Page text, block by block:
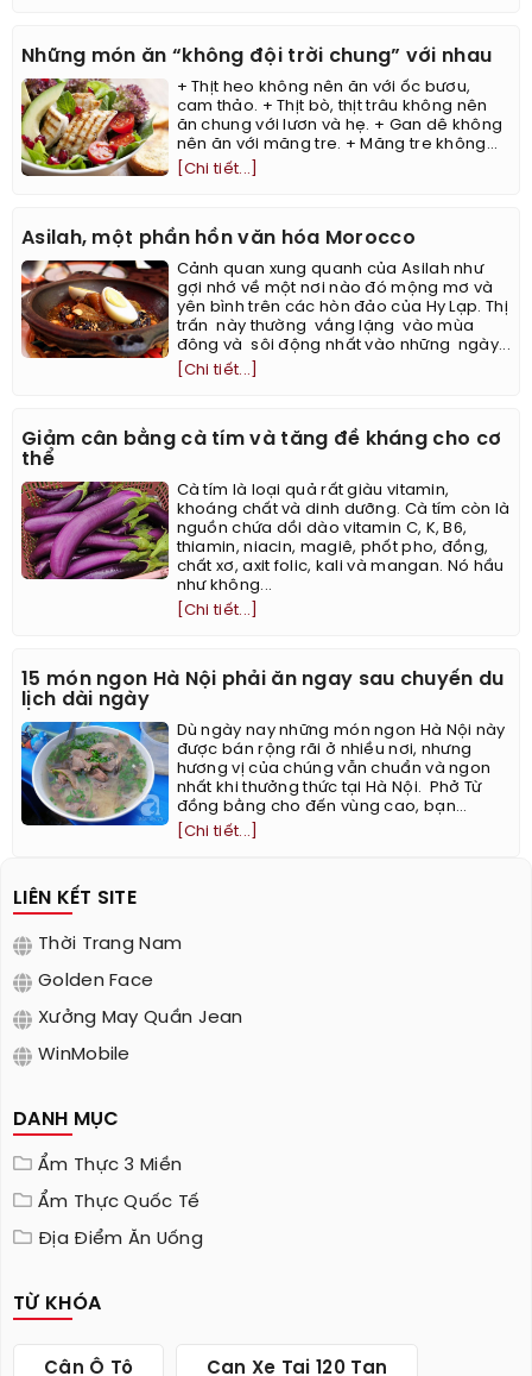
Những món ăn “không đội trời chung” với nhau
+ Thịt heo không nên ăn với ốc bươu,
cam thảo. + Thịt bò, thịt trâu không nên
ăn chung với lươn và hẹ. + Gan dê không
nên ăn với măng tre. + Măng tre không...
[Chi tiết...]
Asilah, một phần hồn văn hóa Morocco
Cảnh quan xung quanh của Asilah như
gợi nhớ về một nơi nào đó mộng mơ và
yên bình trên các hòn đảo của Hy Lạp. Thị
trấn này thường vắng lặng vào mùa
đông và sôi động nhất vào những ngày...
[Chi tiết...]
Giảm cân bằng cà tím và tăng đề kháng cho cơ
thể
Cà tím là loại quả rất giàu vitamin,
khoáng chất và dinh dưỡng. Cà tím còn là
nguồn chứa dồi dào vitamin C, K, B6,
thiamin, niacin, magiê, phốt pho, đồng,
chất xơ, axit folic, kali và mangan. Nó hầu
như không...
[Chi tiết...]
15 món ngon Hà Nội phải ăn ngay sau chuyến du
lịch dài ngày
Dù ngày nay những món ngon Hà Nội này
được bán rộng rãi ở nhiều nơi, nhưng
hương vị của chúng vẫn chuẩn và ngon
nhất khi thưởng thức tại Hà Nội. ​ Phở Từ
đồng bằng cho đến vùng cao, bạn...
[Chi tiết...]
LIÊN KẾT SITE
Thời Trang Nam
Golden Face
Xưởng May Quần Jean
WinMobile
DANH MỤC
Ẩm Thực 3 Miền
Ẩm Thực Quốc Tế
Địa Điểm Ăn Uống
TỪ KHÓA
Cân Ô Tô Can Xe Tai 120 Tan